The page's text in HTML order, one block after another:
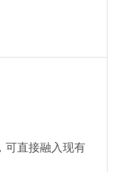
可直接融入现有